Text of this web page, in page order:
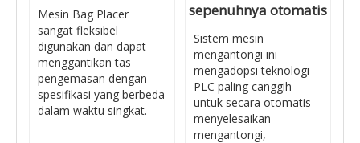
Mesin Bag Placer
sangat fleksibel
digunakan dan dapat
menggantikan tas
pengemasan dengan
spesifikasi yang berbeda
dalam waktu singkat.
sepenuhnya otomatis
Sistem mesin
mengantongi ini
mengadopsi teknologi
PLC paling canggih
untuk secara otomatis
menyelesaikan
mengantongi,